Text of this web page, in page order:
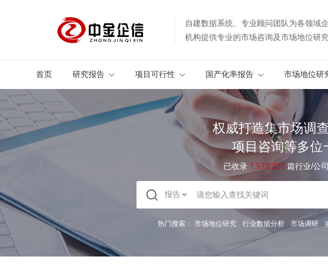
自建数据系统、专业顾问团队为各领域企
机构提供专业的市场咨询及市场地位研
首页 研究报告 项目可行性 国产化率报告 市场地位研
权威打造集市场调
项目咨询等多位
已收录 7.973.258 篇行业/公
热门搜索： 市场地位研究 行业数据分析 市场调研